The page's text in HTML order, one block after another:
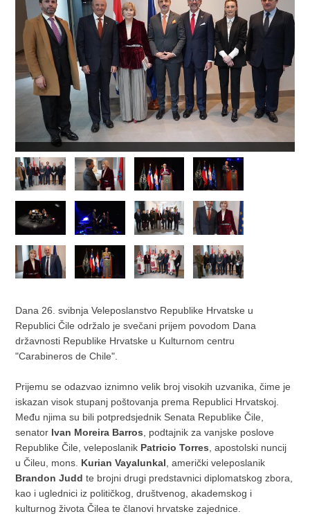
Dana 26. svibnja Veleposlanstvo Republike Hrvatske u
Republici Čile održalo je svečani prijem povodom Dana
državnosti Republike Hrvatske u Kulturnom centru
"Carabineros de Chile".
Prijemu se odazvao iznimno velik broj visokih uzvanika, čime je
iskazan visok stupanj poštovanja prema Republici Hrvatskoj.
Među njima su bili potpredsjednik Senata Republike Čile,
senator Ivan Moreira Barros , podtajnik za vanjske poslove
Republike Čile, veleposlanik Patricio Torres , apostolski nuncij
u Čileu, mons. Kurian Vayalunkal , američki veleposlanik
Brandon Juddte brojni drugi predstavnici diplomatskog zbora,
kao i uglednici iz političkog, društvenog, akademskog i
kulturnog života Čilea te članovi hrvatske zajednice.